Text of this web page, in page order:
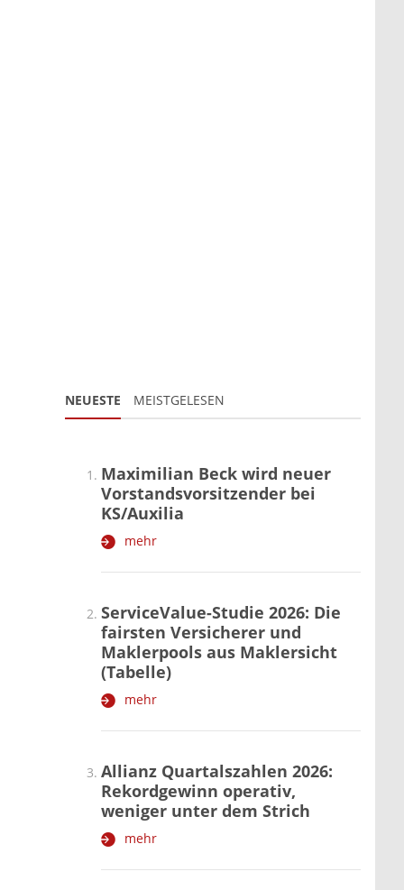
NEUESTE MEISTGELESEN
Maximilian Beck wird neuer
Vorstandsvorsitzender bei
KS/Auxilia
mehr
ServiceValue-Studie 2026: Die
fairsten Versicherer und
Maklerpools aus Maklersicht
(Tabelle)
mehr
Allianz Quartalszahlen 2026:
Rekordgewinn operativ,
weniger unter dem Strich
mehr